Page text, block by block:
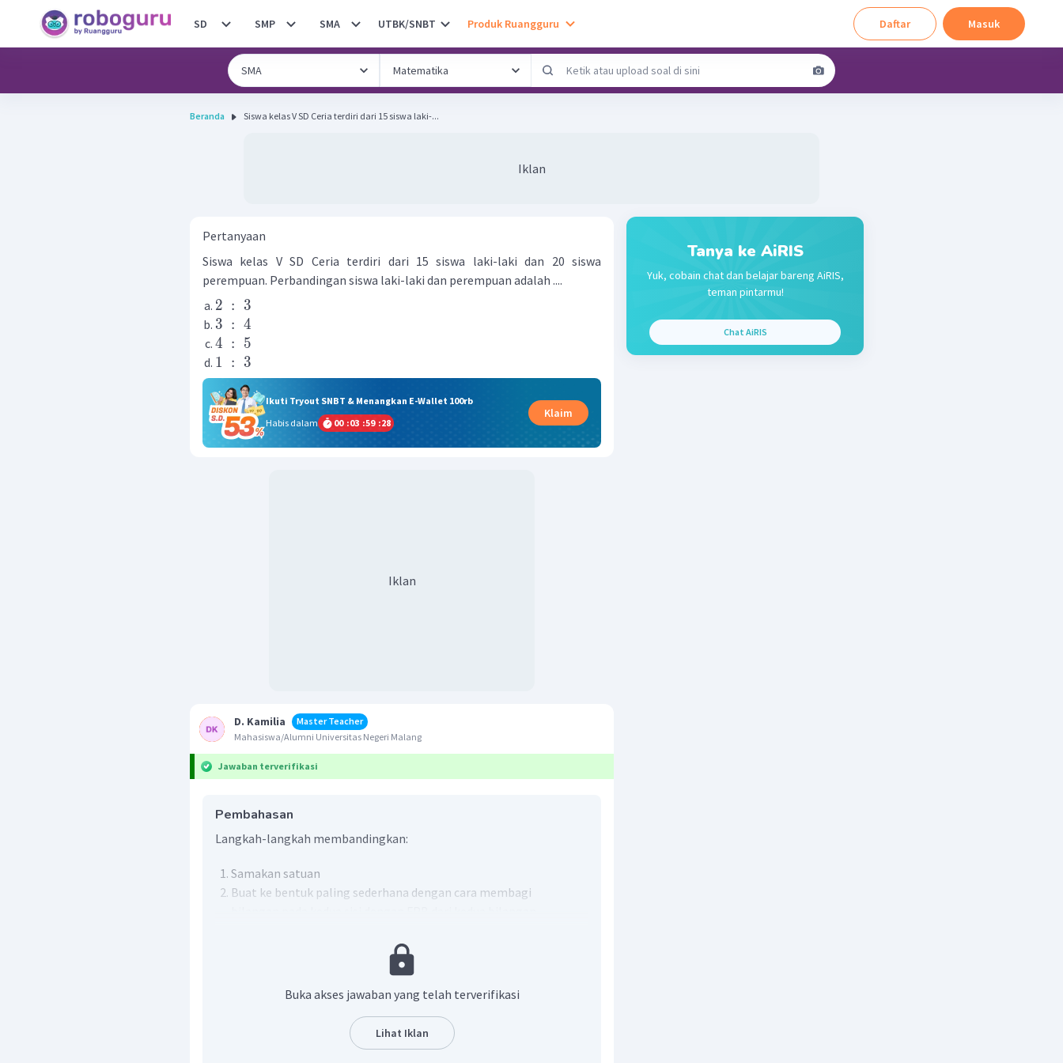
SD SMP SMA UTBK/SNBT Produk Ruangguru Daftar Masuk
Beranda Siswa kelas V SD Ceria terdiri dari 15 siswa laki-...
Iklan
Pertanyaan
Siswa kelas V SD Ceria terdiri dari 15 siswa laki-laki dan 20 siswa
perempuan. Perbandingan siswa laki-laki dan perempuan adalah ....
2 : 3
3 : 4
4 : 5
1 : 3
Ikuti Tryout SNBT & Menangkan E-Wallet 100rb
Habis dalam
00 :03 :59 :27
Klaim
Iklan
D. Kamilia
Master Teacher
Mahasiswa/Alumni Universitas Negeri Malang
Jawaban terverifikasi
Pembahasan
Langkah-langkah membandingkan:
Samakan satuan
Buat ke bentuk paling sederhana dengan cara membagi
Diketahui siswa kelas V SD Ceria terdiri dari 15 siswa laki-laki dan 20
yang sama yaitu siswa sehingga dapat diperoleh
perbandingan sebagai berikut.
−
laki
:
Jumlah
Buka akses jawaban yang telah terverifikasi
Lihat Iklan
Tanya ke AiRIS
Yuk, cobain chat dan belajar bareng AiRIS,
teman pintarmu!
Chat AiRIS